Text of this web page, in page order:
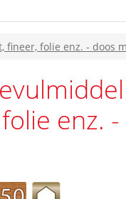
folie enz. - doos
enz.